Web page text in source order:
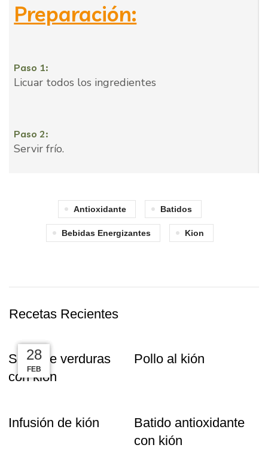
Preparación:
Paso 1:
Licuar todos los ingredientes
Paso 2:
Servir frío.
Antioxidante Batidos
Bebidas Energizantes Kion
Recetas Recientes
06
JUL
Sopa de verduras
con kión
09
MAY
Pollo al kión
08
JUN
Infusión de kión
28
FEB
Batido antioxidante
con kión